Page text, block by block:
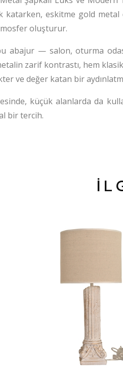
katarken, eskitme gold
oluşturur.
abajur — salon, oturma
zarif kontrastı, hem
ve değer katan bir
küçük alanlarda da
bir tercih.